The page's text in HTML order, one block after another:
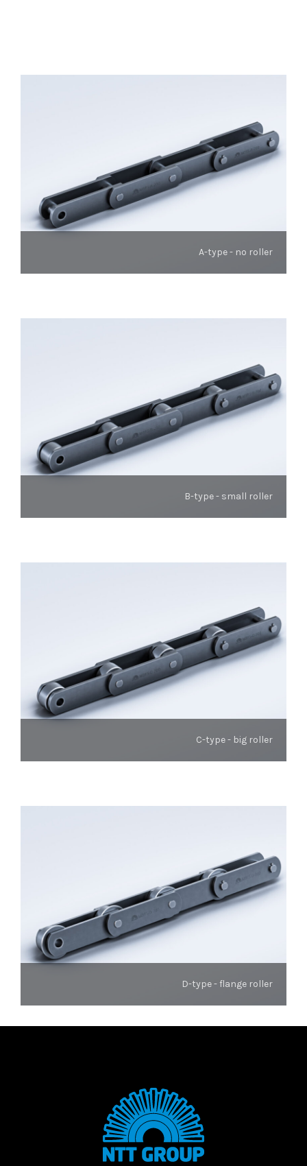
A-type - no roller
B-type - small roller
C-type - big roller
D-type - flange roller